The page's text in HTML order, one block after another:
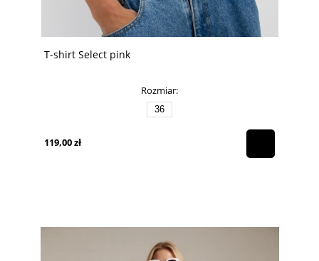
T-shirt Select pink
Rozmiar:
36
119,00 zł